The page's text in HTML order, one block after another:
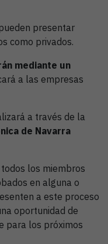
presentar
como privados.
mediante un
a las empresas
a través de la
de Navarra
los miembros
en alguna o
a este proceso
oportunidad de
para los próximos